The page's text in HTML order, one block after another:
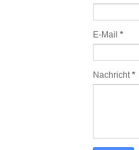
E-Mail *
Nachricht*